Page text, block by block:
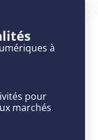
à
pour
marchés